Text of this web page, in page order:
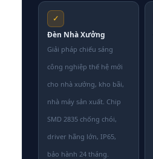
✓
Đèn Nhà Xưởng
Giải pháp chiếu sáng
công nghiệp thế hệ mới
cho nhà xưởng, kho bãi,
nhà máy sản xuất. Chip
SMD 2835 chống chói,
driver hãng lớn, IP65,
bảo hành 24 tháng.